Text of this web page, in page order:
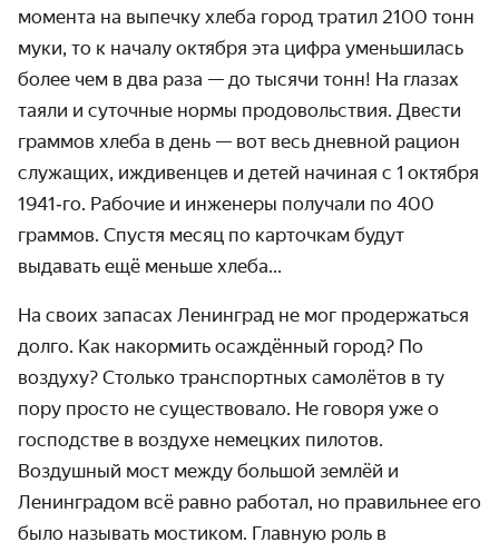
момента на выпечку хлеба город тратил 2100 тонн
муки, то к началу октября эта цифра уменьшилась
более чем в два раза — до тысячи тонн! На глазах
таяли и суточные нормы продоволь­ствия. Двести
граммов хлеба в день — вот весь дневной рацион
служащих, иждивенцев и детей начиная с 1 октября
1941‑го. Рабочие и инженеры получали по 400
граммов. Спустя месяц по карточкам будут
выдавать ещё меньше хлеба...
На своих запасах Ленинград не мог продержаться
долго. Как накормить осаждённый город? По
воздуху? Столько транспортных самолётов в ту
пору просто не существовало. Не говоря уже о
господстве в воздухе немецких пилотов.
Воздушный мост между большой землёй и
Ленинградом всё равно работал, но правильнее его
было называть мостиком. Главную роль в